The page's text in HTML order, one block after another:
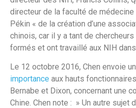
directeur de la faculté de médecine
Pékin « de la création d’une
chinois, car il y a tant de
formés et ont travaillé aux NIH
Le 12 octobre 2016, Chen envoie un
importance aux hauts
Bernabe et Dixon, concernant une
Chine. Chen note : » Un autre sujet